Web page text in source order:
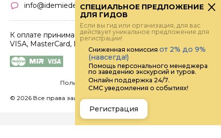
info@idemiedem.ru
К оплате принимаются карты
VISA, MasterCard, МИР
Политика конфиденциальности
© 2026 Все права защищены.
СПЕЦИАЛЬНОЕ ПРЕДЛОЖЕНИЕ
ДЛЯ ГИДОВ
Если вы гид или организация, для вас
действует уникальное предложение для
регистрации!
Сниженная комиссия от 2% до 9%
(навсегда!)
Помощь персонального менеджера
по заведению экскурсий и туров.
Онлайн поддержка 24/7.
СМС уведомления о событиях!
Регистрация